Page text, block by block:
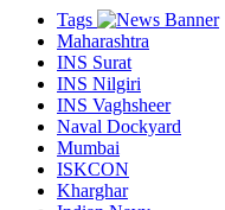
Tags
Maharashtra
INS Surat
INS Nilgiri
INS Vaghsheer
Naval Dockyard
Mumbai
ISKCON
Kharghar